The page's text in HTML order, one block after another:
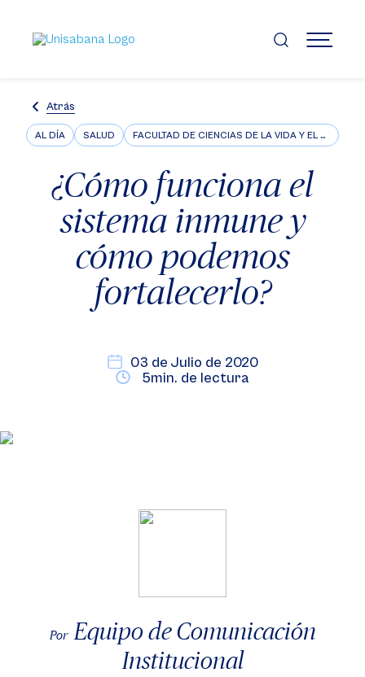
contenido
principal
MENÚ
Atrás
AL DÍA SALUD FACULTAD DE CIENCIAS DE LA VIDA Y EL BIENESTAR
¿Cómo funciona el
sistema inmune y
cómo podemos
fortalecerlo?
03 de Julio de 2020
5min. de lectura
Por Equipo de Comunicación
Institucional